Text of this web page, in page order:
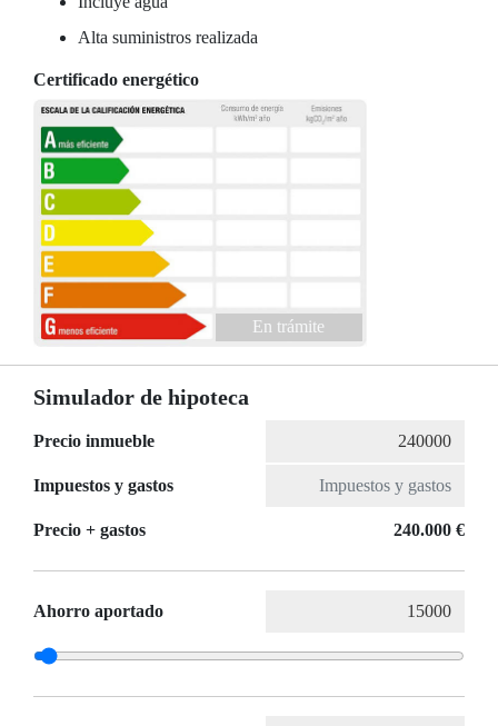
Alta suministros realizada
Certificado energético
En trámite
Simulador de hipoteca
Precio inmueble
Impuestos y gastos
Precio + gastos 240.000 €
Ahorro aportado